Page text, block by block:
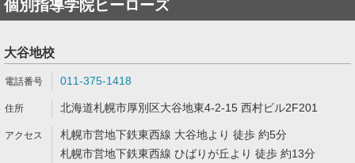
個別指導学院ヒーローズ
大谷地校
011-375-1418
北海道札幌市厚別区大谷地東4-2-15 西村ビル2F201
札幌市営地下鉄東西線 大谷地より 徒歩 約5分
札幌市営地下鉄東西線 ひばりが丘より 徒歩 約13分